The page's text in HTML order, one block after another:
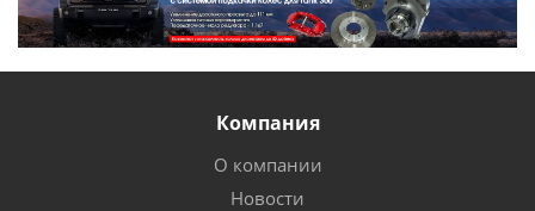
Компания
О компании
Новости